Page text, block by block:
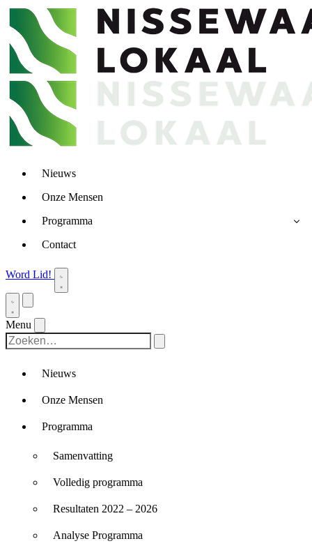
Nieuws
Onze Mensen
Programma
Contact
Word Lid!
Menu
Nieuws
Onze Mensen
Programma
Samenvatting
Volledig programma
Resultaten 2022 – 2026
Analyse Programma